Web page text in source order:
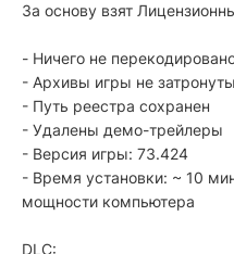
За основу взят
- Ничего не
- Архивы игры не
- Путь реестра сохранен
- Удалены демо-трейлеры
- Версия игры: 73.424
- Время установки: ~ 10
мощности компьютера
DLC: